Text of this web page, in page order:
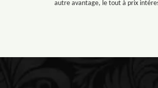
autre avantage, le tout à prix